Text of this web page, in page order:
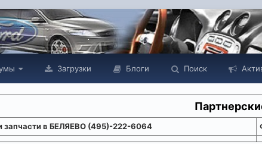
Загрузки Блоги Поиск
запчасти в БЕЛЯЕВО (495)-222-6064